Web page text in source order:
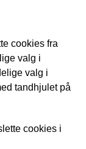
cookies fra
valg i
valg i
tandhjulet på
cookies i